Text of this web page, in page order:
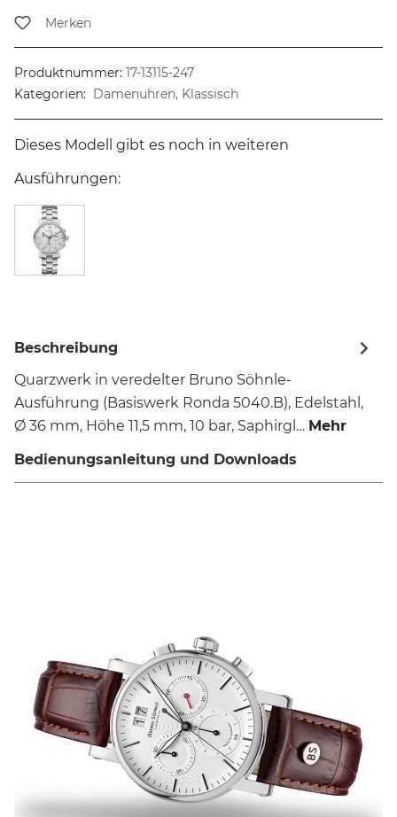
Merken
Produktnummer: 17-13115-247
Kategorien: Damenuhren, Klassisch
Dieses Modell gibt es noch in weiteren
Ausführungen:
Beschreibung
Quarzwerk in veredelter Bruno Söhnle-
Ausführung (Basiswerk Ronda 5040.B), Edelstahl,
Ø 36 mm, Höhe 11,5 mm, 10 bar, Saphirgl… Mehr
Bedienungsanleitung und Downloads